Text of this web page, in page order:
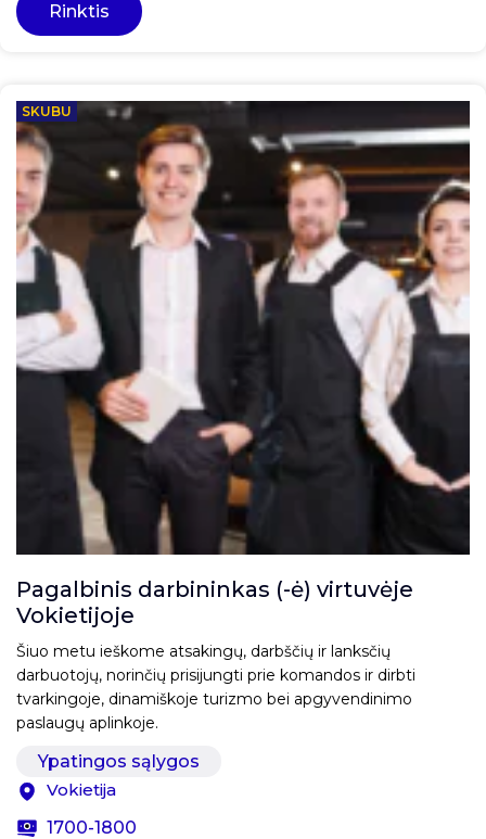
Rinktis
SKUBU
Pagalbinis darbininkas (-ė) virtuvėje
Vokietijoje
Šiuo metu ieškome atsakingų, darbščių ir lanksčių
darbuotojų, norinčių prisijungti prie komandos ir dirbti
tvarkingoje, dinamiškoje turizmo bei apgyvendinimo
paslaugų aplinkoje.
Ypatingos sąlygos
Vokietija
1700-1800